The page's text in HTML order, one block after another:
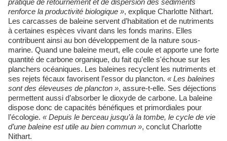
renforce la productivité biologique », explique Charlotte Nithart.
Les carcasses de baleine servent d’habitation et de nutriments
à certaines espèces vivant dans les fonds marins. Elles
contribuent ainsi au bon développement de la nature sous-
marine. Quand une baleine meurt, elle coule et apporte une forte
quantité de carbone organique, du fait qu’elle s'échoue sur les
planchers océaniques. Les baleines recyclent les nutriments et
ses rejets fécaux favorisent l’essor du plancton. « Les baleines
sont des éleveuses de plancton », assure-t-elle. Ses déjections
permettent aussi d’absorber le dioxyde de carbone. La baleine
dispose donc de capacités bénéfiques et primordiales pour
l’écologie. « Depuis le berceau jusqu’à la tombe, le cycle de vie
d’une baleine est utile au bien commun », conclut Charlotte
Nithart.